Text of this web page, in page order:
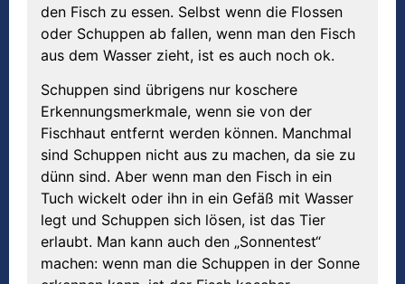
den Fisch zu essen. Selbst wenn die Flossen
oder Schuppen ab fallen, wenn man den Fisch
aus dem Wasser zieht, ist es auch noch ok.
Schuppen sind übrigens nur koschere
Erkennungsmerkmale, wenn sie von der
Fischhaut entfernt werden können. Manchmal
sind Schuppen nicht aus zu machen, da sie zu
dünn sind. Aber wenn man den Fisch in ein
Tuch wickelt oder ihn in ein Gefäß mit Wasser
legt und Schuppen sich lösen, ist das Tier
erlaubt. Man kann auch den „Sonnentest“
machen: wenn man die Schuppen in der Sonne